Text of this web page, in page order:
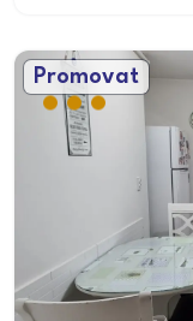
Promovat